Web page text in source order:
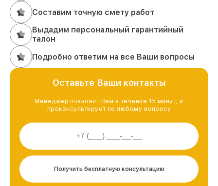
Составим точную смету работ
Выдадим персональный гарантийный
талон
Подробно ответим на все Ваши вопросы
Оставьте Ваши контакты
Менеджер позвонит Вам в течение 15 минут, и
проконсультирует по любому вопросу
Получить бесплатную консультацию